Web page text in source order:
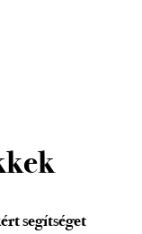
segítséget